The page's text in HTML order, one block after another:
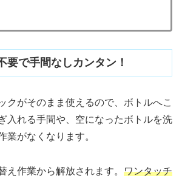
要で手間なしカンタン！
クがそのまま使えるので、ボトルへこ
入れる手間や、空になったボトルを洗
業がなくなります。
え作業から解放されます。 ワンタッチ